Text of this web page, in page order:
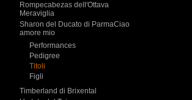
Rompecabezas dell'Ottava
Meraviglia
Sharon del Ducato di ParmaCiao
amore mio
Performances
Pedigree
Titoli
Figli
Timberland di Brixental